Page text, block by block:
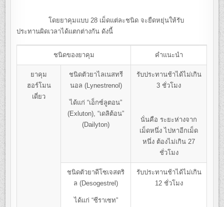
โดยยาคุมแบบ 28 เม็ดแต่ละชนิด จะยืดหยุ่นให้รับ
ประทานผิดเวลาได้แตกต่างกัน ดังนี้
ชนิดของยาคุม คำแนะนำ
ยาคุม
ฮอร์โมน
เดี่ยว
ชนิดตัวยาไลเนสทรี
นอล (Lynestrenol)
ได้แก่ “เอ็กซ์ลูตอน”
(Exluton), “เดลิต้อน”
(Dailyton)
รับประทานช้าได้ไม่เกิน
3 ชั่วโมง
นั่นคือ ระยะห่างจาก
เม็ดหนึ่ง ไปหาอีกเม็ด
หนึ่ง ต้องไม่เกิน 27
ชั่วโมง
ชนิดตัวยาดีโซเจสตริ
ล (Desogestrel)
ได้แก่ “ซีราเซท”
รับประทานช้าได้ไม่เกิน
12 ชั่วโมง